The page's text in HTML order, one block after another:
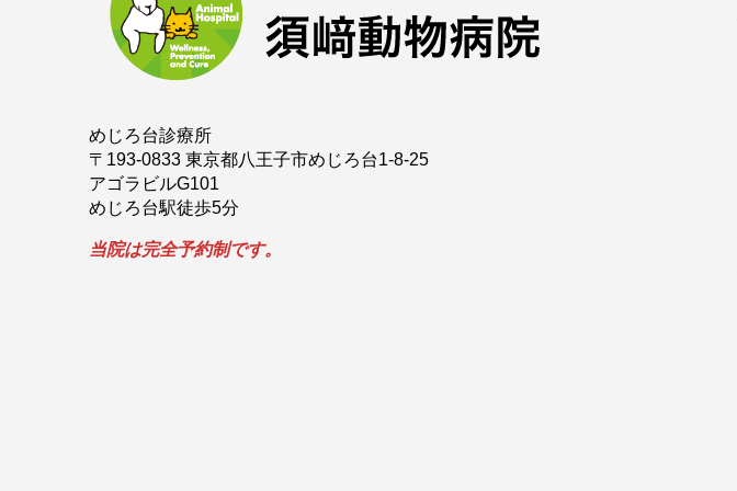
めじろ台診療所
〒193-0833 東京都八王子市めじろ台1-8-25
アゴラビルG101
めじろ台駅徒歩5分
当院は完全予約制です。